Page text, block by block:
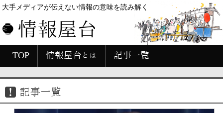
大手メディアが伝えない情報の意味を読み解く
情報屋台
TOP 情報屋台とは 記事一覧
記事一覧